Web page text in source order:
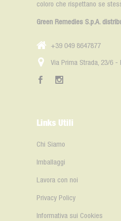
coloro che rispettano se
Green Remedies S.p.A.
+39 049 8647877
Via Prima Strada, 23/6 -
Links Utili
Chi Siamo
Imballaggi
Lavora con noi
Privacy Policy
Informativa sui Cookies